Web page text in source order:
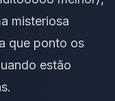
misteriosa
que ponto os
estão